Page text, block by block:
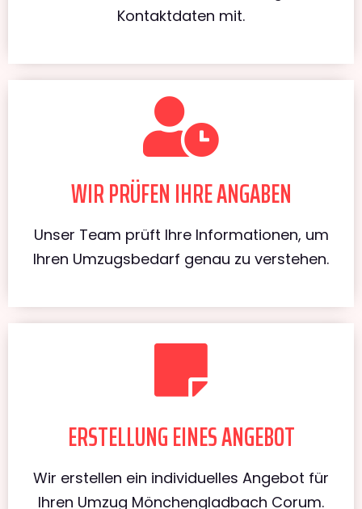
Kontaktdaten mit.
WIR PRÜFEN IHRE ANGABEN
Unser Team prüft Ihre Informationen, um
Ihren Umzugsbedarf genau zu verstehen.
ERSTELLUNG EINES ANGEBOT
Wir erstellen ein individuelles Angebot für
Ihren Umzug Mönchengladbach Corum.